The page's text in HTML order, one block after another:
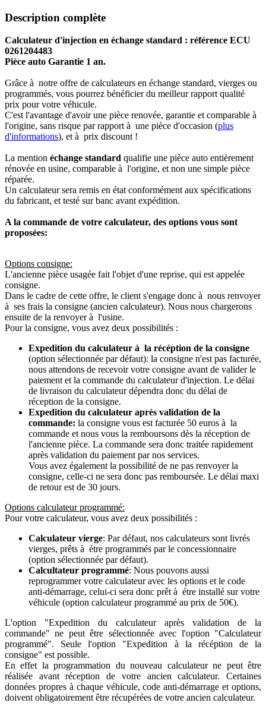
Description complète
Calculateur d'injection en échange standard : référence ECU
0261204483
Pièce auto Garantie 1 an.
Grâce à notre offre de calculateurs en échange standard, vierges ou
programmés, vous pourrez bénéficier du meilleur rapport qualité
prix pour votre véhicule.
C'est l'avantage d'avoir une pièce renovée, garantie et comparable à
l'origine, sans risque par rapport à une pièce d'occasion (plus
d'informations), et à prix discount !
La mention échange standard qualifie une pièce auto entièrement
rénovée en usine, comparable à l'origine, et non une simple pièce
réparée.
Un calculateur sera remis en état conformément aux spécifications
du fabricant, et testé sur banc avant expédition.
A la commande de votre calculateur, des options vous sont
proposées:
Options consigne:
L'ancienne pièce usagée fait l'objet d'une reprise, qui est appelée
consigne.
Dans le cadre de cette offre, le client s'engage donc à nous renvoyer
à ses frais la consigne (ancien calculateur). Nous nous chargerons
ensuite de la renvoyer à l'usine.
Pour la consigne, vous avez deux possibilités :
Expedition du calculateur à la récéption de la consigne
(option sélectionnée par défaut): la consigne n'est pas facturée,
nous attendons de recevoir votre consigne avant de valider le
paiement et la commande du calculateur d'injection. Le délai
de livraison du calculateur dépendra donc du délai de
réception de la consigne.
Expedition du calculateur après validation de la
commande: la consigne vous est facturée 50 euros à la
commande et nous vous la remboursons dès la réception de
l'ancienne pièce. La commande sera donc traitée rapidement
après validation du paiement par nos services.
Vous avez également la possibilité de ne pas renvoyer la
consigne, celle-ci ne sera donc pas remboursée. Le délai maxi
de retour est de 30 jours.
Options calculateur programmé:
Pour votre calculateur, vous avez deux possibilités :
Calculateur vierge: Par défaut, nos calculateurs sont livrés
vierges, prêts à étre programmés par le concessionnaire
(option sélectionnée par défaut).
Calcultateur programmé: Nous pouvons aussi
reprogrammer votre calculateur avec les options et le code
anti-démarrage, celui-ci sera donc prêt à étre installé sur votre
véhicule (option calculateur programmé au prix de 50€).
L'option "Expedition du calculateur après validation de la
commande" ne peut être sélectionnée avec l'option "Calculateur
programmé". Seule l'option "Expedition à la récéption de la
consigne" est possible.
En effet la programmation du nouveau calculateur ne peut être
réalisée avant réception de votre ancien calculateur. Certaines
données propres à chaque véhicule, code anti-démarrage et options,
doivent obligatoirement être récupérées de votre ancien calculateur.